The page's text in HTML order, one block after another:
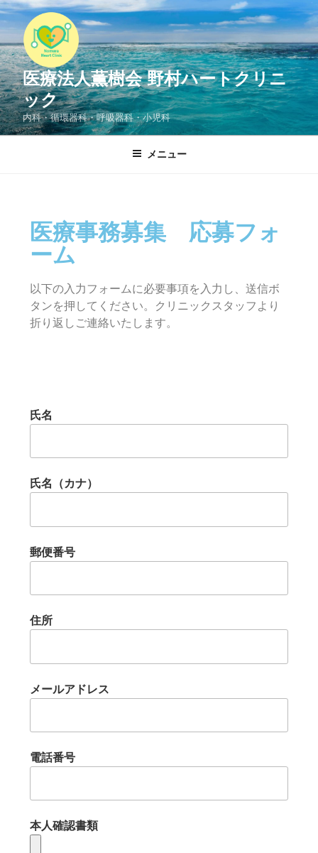
医療法人薫樹会 野村ハートクリニ
ック
内科・循環器科・呼吸器科・小児科
メニュー
医療事務募集 応募フォ
ーム
以下の入力フォームに必要事項を入力し、送信ボ
タンを押してください。クリニックスタッフより
折り返しご連絡いたします。
氏名
氏名（カナ）
郵便番号
住所
メールアドレス
電話番号
本人確認書類